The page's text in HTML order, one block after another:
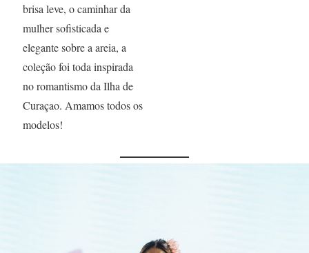
brisa leve, o caminhar da
mulher sofisticada e
elegante sobre a areia, a
coleção foi toda inspirada
no romantismo da Ilha de
Curaçao. Amamos todos os
modelos!